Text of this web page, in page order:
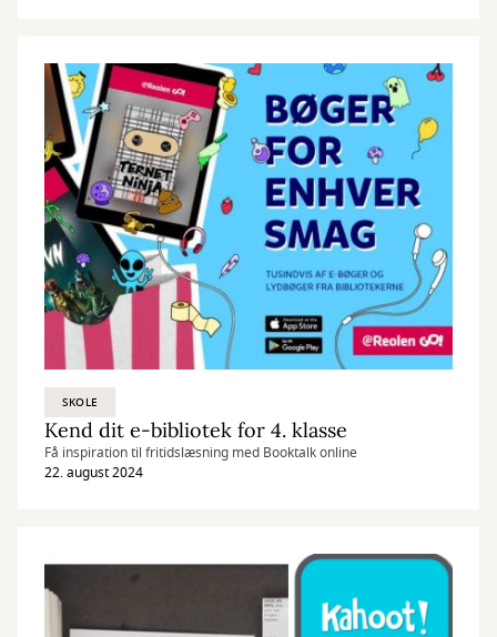
SKOLE
Kend dit e-bibliotek for 4. klasse
Få inspiration til fritidslæsning med Booktalk online
22. august 2024